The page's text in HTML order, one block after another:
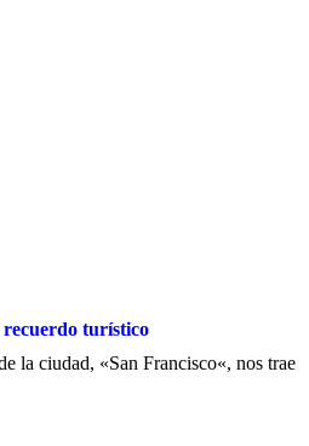
recuerdo turístico
la ciudad, «San Francisco«, nos trae